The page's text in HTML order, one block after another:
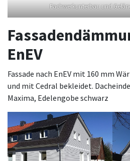
Fachwerkunterbau und
EnEV
Fassade nach EnEV mit 160 mm
und mit Cedral bekleidet.
Maxima, Edelengobe schwarz